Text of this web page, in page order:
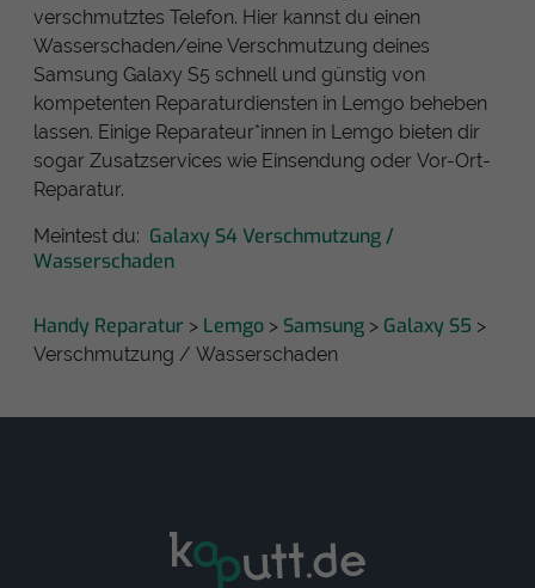
verschmutztes Telefon. Hier kannst du einen
Wasserschaden/eine Verschmutzung deines
Samsung Galaxy S5 schnell und günstig von
kompetenten Reparaturdiensten in Lemgo beheben
lassen. Einige Reparateur*innen in Lemgo bieten dir
sogar Zusatzservices wie Einsendung oder Vor-Ort-
Reparatur.
Meintest du: Galaxy S4 Verschmutzung /
Wasserschaden
Handy Reparatur > Lemgo > Samsung > Galaxy S5 >
Verschmutzung / Wasserschaden